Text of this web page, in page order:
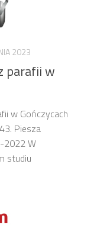
2023
parafii w
w Gończycach
Piesza
2022 W
studiu